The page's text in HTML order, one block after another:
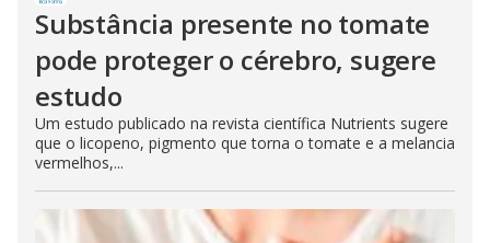
Substância presente no tomate
pode proteger o cérebro, sugere
estudo
Um estudo publicado na revista científica Nutrients sugere
que o licopeno, pigmento que torna o tomate e a melancia
vermelhos,...